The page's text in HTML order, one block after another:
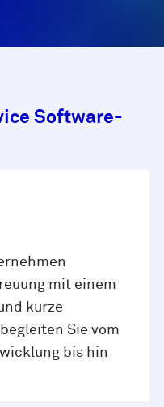
Software-
mit einem
kurze
Sie vom
bis hin